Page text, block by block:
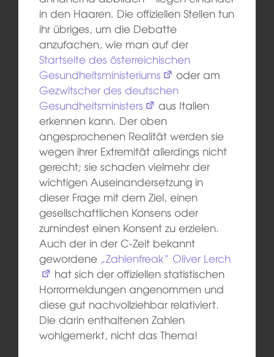
in den Haaren. Die offiziellen Stellen tun
ihr übriges, um die Debatte
anzufachen, wie man auf der
Startseite des österreichischen
Gesundheitsministeriums
oder am
Gezwitscher des deutschen
Gesundheitsministers
aus Italien
erkennen kann. Der oben
angesprochenen Realität werden sie
wegen ihrer Extremität allerdings nicht
gerecht; sie schaden vielmehr der
wichtigen Auseinandersetzung in
dieser Frage mit dem Ziel, einen
gesellschaftlichen Konsens oder
zumindest einen Konsent zu erzielen.
Auch der in der C-Zeit bekannt
gewordene „Zahlenfreak“ Oliver Lerch
hat sich der offiziellen statistischen
Horrormeldungen angenommen und
diese gut nachvollziehbar relativiert.
Die darin enthaltenen Zahlen
wohlgemerkt, nicht das Thema!